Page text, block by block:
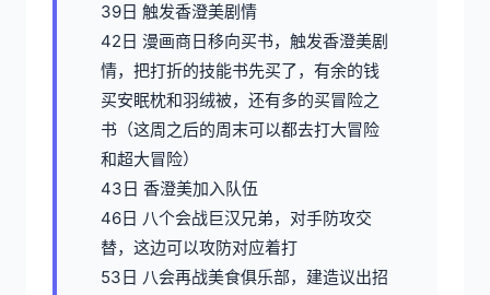
39日 触发香澄美剧情
42日 漫画商日移向买书，触发香澄美剧
情，把打折的技能书先买了，有余的钱
买安眠枕和羽绒被，还有多的买冒险之
书（这周之后的周末可以都去打大冒险
和超大冒险）
43日 香澄美加入队伍
46日 八个会战巨汉兄弟，对手防攻交
替，这边可以攻防对应着打
53日 八会再战美食俱乐部，建造议出招